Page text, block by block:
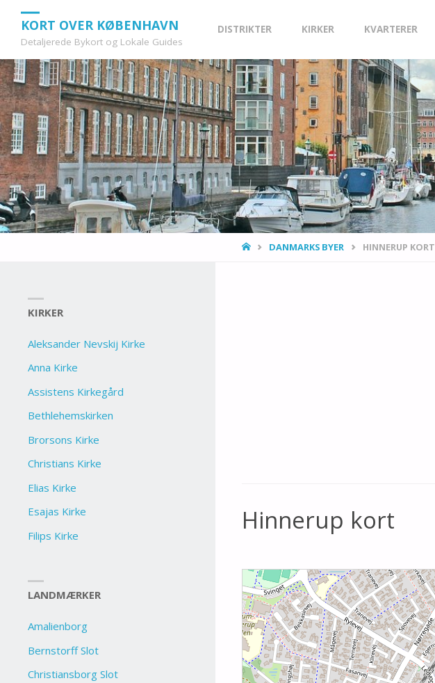
KORT OVER KØBENHAVN
Detaljerede Bykort og Lokale Guides
content
DISTRIKTER KIRKER KVARTERER
HOMEDANMARKS BYER HINNERUP KORT
Hinnerup kort
KIRKER
Aleksander Nevskij Kirke
Anna Kirke
Assistens Kirkegård
Bethlehemskirken
Brorsons Kirke
Christians Kirke
Elias Kirke
Esajas Kirke
Filips Kirke
LANDMÆRKER
Amalienborg
Bernstorff Slot
Christiansborg Slot